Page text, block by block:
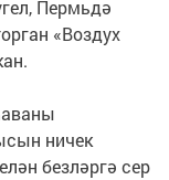
Пермьдә
«Воздух
ничек
безләргә сер